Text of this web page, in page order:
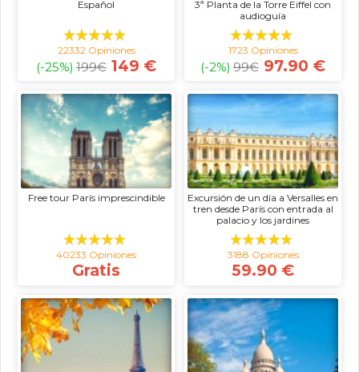
Español
22332 Opiniones
(-25%) 199€ 149 €
3ª Planta de la Torre Eiffel con
audioguía
1723 Opiniones
(-2%) 99€ 97.90 €
Free tour París imprescindible
40233 Opiniones
Gratis
Excursión de un día a Versalles en
tren desde París con entrada al
palacio y los jardines
3188 Opiniones
59.90 €